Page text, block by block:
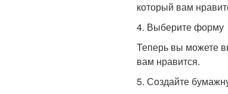
который вам
4. Выберите форму
Теперь вы можете
вам нравится.
5. Создайте